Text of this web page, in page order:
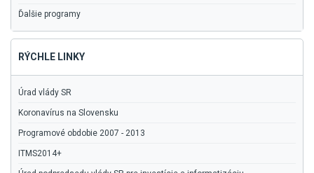
Ďalšie programy
RÝCHLE LINKY
Úrad vlády SR
Koronavírus na Slovensku
Programové obdobie 2007 - 2013
ITMS2014+